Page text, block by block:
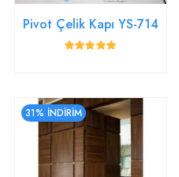
Pivot Çelik Kapı YS-714
31% İNDİRİM